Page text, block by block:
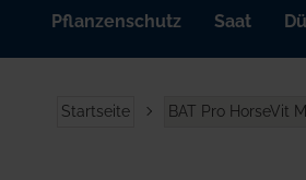
Pflanzenschutz Saat
Startseite BAT Pro HorseVit